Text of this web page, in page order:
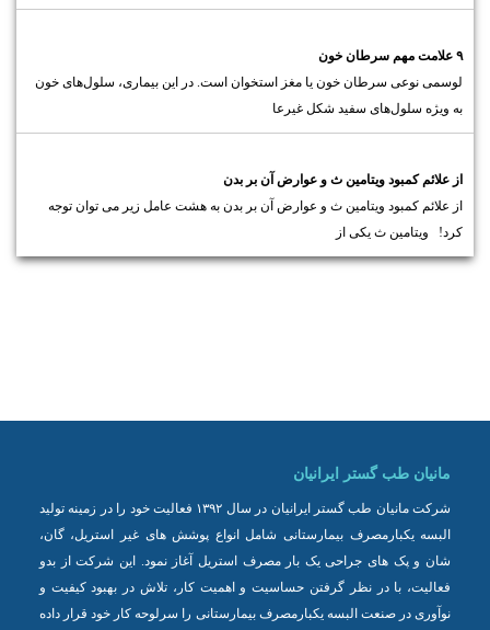
۹ علامت مهم سرطان خون
لوسمی نوعی سرطان خون یا مغز استخوان است. در این بیماری، سلول‌های خون
به ویژه سلول‌های سفید شکل غیرعا
از علائم کمبود ویتامین ث و عوارض آن بر بدن
از علائم کمبود ویتامین ث و عوارض آن بر بدن به هشت عامل زیر می توان توجه
کرد! ویتامین ث یکی از
مانیان طب گستر ایرانیان
شرکت مانیان طب گستر ایرانیان در سال ۱۳۹۲ فعالیت خود را در زمینه تولید
البسه یکبارمصرف بیمارستانی شامل انواع پوشش های غیر استریل، گان،
شان و پک های جراحی یک بار مصرف استریل آغاز نمود. این شرکت از بدو
فعالیت، با در نظر گرفتن حساسیت و اهمیت کار، تلاش در بهبود کیفیت و
نوآوری در صنعت البسه یکبارمصرف بیمارستانی را سرلوحه کار خود قرار داده